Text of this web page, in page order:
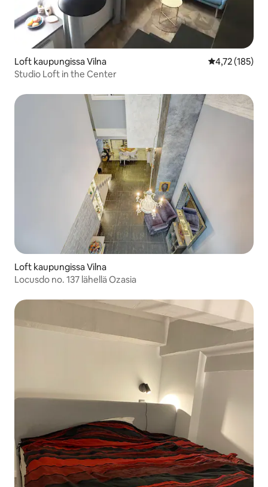
Loft kaupungissa Vilna
4,72 (185)
Studio Loft in the Center
Loft kaupungissa Vilna
Locusdo no. 137 lähellä Ozasia